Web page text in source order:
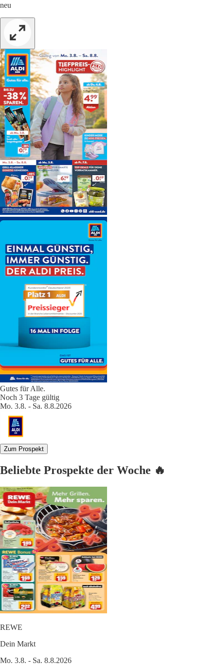
neu
Gutes für Alle.
Noch 3 Tage gültig
Mo. 3.8. - Sa. 8.8.2026
Zum Prospekt
Beliebte Prospekte der Woche 🔥
REWE
Dein Markt
Mo. 3.8. - Sa. 8.8.2026